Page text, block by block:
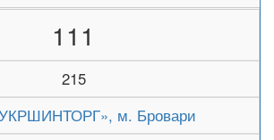
111
215
м. Бровари